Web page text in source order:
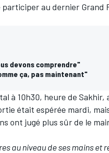
au dernier Grand
devons comprendre"
ça, pas maintenant"
à 10h30, heure de Sakhir,
était espérée mardi,
ont jugé plus sûr de le
au niveau de ses mains et